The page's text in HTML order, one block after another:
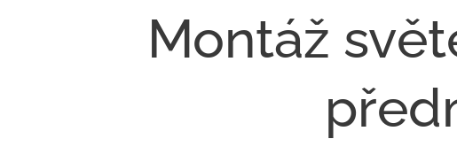
Montáž